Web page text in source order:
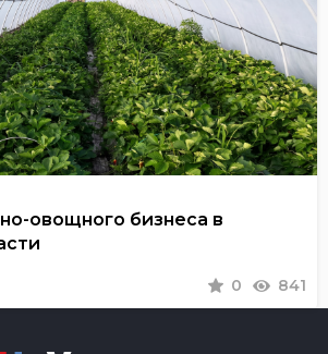
овощного бизнеса в
0 841